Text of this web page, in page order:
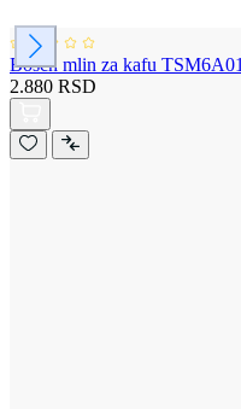
Bosch mlin za kafu
2.880 RSD